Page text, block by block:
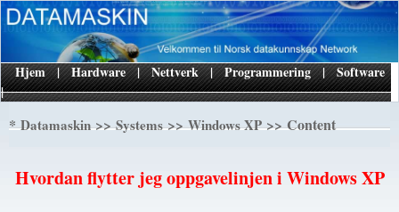
|
Hjem | Hardware | Nettverk | Programmering | Software
*Datamaskin>>Systems>>Windows XP>> Content
Hvordan flytter jeg oppgavelinjen i Windows XP